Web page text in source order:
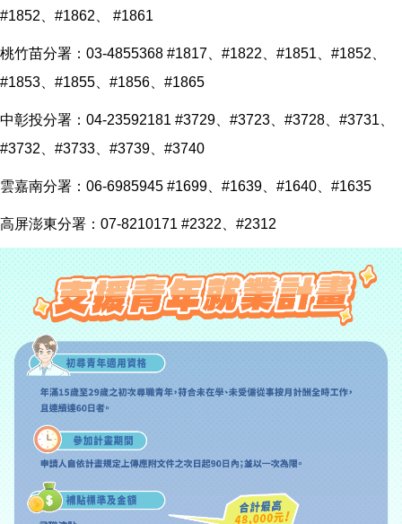
#1852、#1862、 #1861
桃竹苗分署：03-4855368 #1817、#1822、#1851、#1852、
#1853、#1855、#1856、#1865
中彰投分署：04-23592181 #3729、#3723、#3728、#3731、
#3732、#3733、#3739、#3740
雲嘉南分署：06-6985945 #1699、#1639、#1640、#1635
高屏澎東分署：07-8210171 #2322、#2312